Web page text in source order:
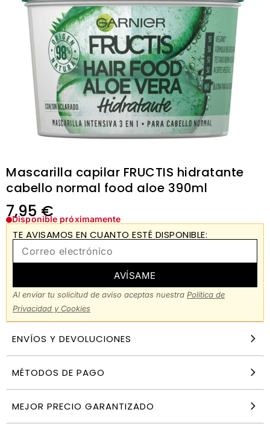
Mascarilla capilar FRUCTIS hidratante
cabello normal food aloe 390ml
7,95 €
Disponible próximamente
TE AVISAMOS EN CUANTO ESTÉ DISPONIBLE:
AVÍSAME
Al enviar tu solicitud de aviso aceptas nuestra Política de
Privacidad y Cookies
ENVÍOS Y DEVOLUCIONES
MÉTODOS DE PAGO
MEJOR PRECIO GARANTIZADO